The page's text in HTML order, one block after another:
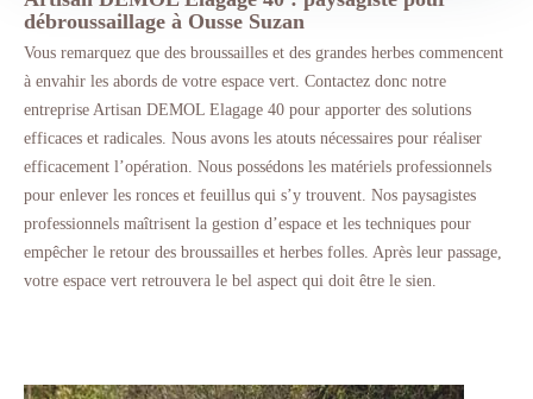
débroussaillage à Ousse Suzan
Vous remarquez que des broussailles et des grandes herbes commencent
à envahir les abords de votre espace vert. Contactez donc notre
entreprise Artisan DEMOL Elagage 40 pour apporter des solutions
efficaces et radicales. Nous avons les atouts nécessaires pour réaliser
efficacement l’opération. Nous possédons les matériels professionnels
pour enlever les ronces et feuillus qui s’y trouvent. Nos paysagistes
professionnels maîtrisent la gestion d’espace et les techniques pour
empêcher le retour des broussailles et herbes folles. Après leur passage,
votre espace vert retrouvera le bel aspect qui doit être le sien.